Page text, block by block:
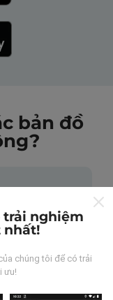
bản đồ
đâu?
thực hiện
trải nghiệm
nhất!
chúng tôi để có trải
ưu!